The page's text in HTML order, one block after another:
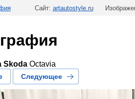
Сайт: artautostyle.ru
Skoda Octavia
Следующее